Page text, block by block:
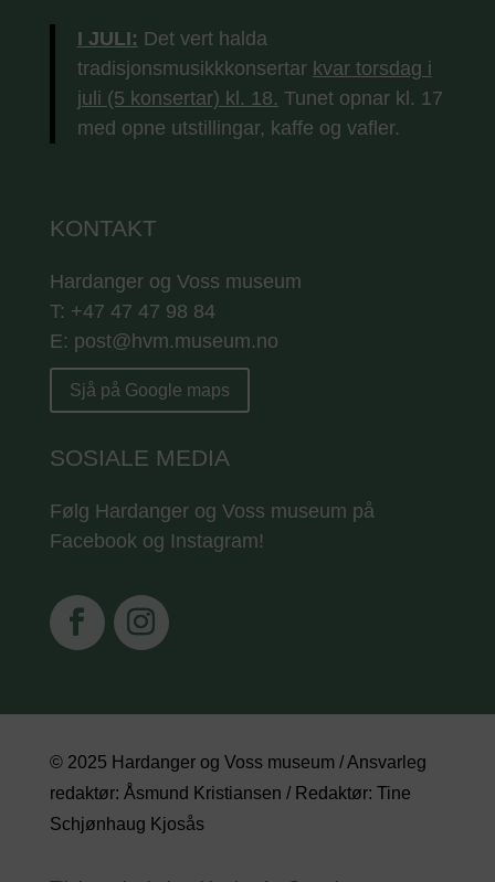
I JULI: Det vert halda
tradisjonsmusikkkonsertar kvar torsdag i
juli (5 konsertar) kl. 18. Tunet opnar kl. 17
med opne utstillingar, kaffe og vafler.
KONTAKT
Hardanger og Voss museum
T: +47 47 47 98 84
E: post@hvm.museum.no
Sjå på Google maps
SOSIALE MEDIA
Følg Hardanger og Voss museum på
Facebook og Instagram!
© 2025 Hardanger og Voss museum / Ansvarleg
redaktør: Åsmund Kristiansen / Redaktør: Tine
Schjønhaug Kjosås